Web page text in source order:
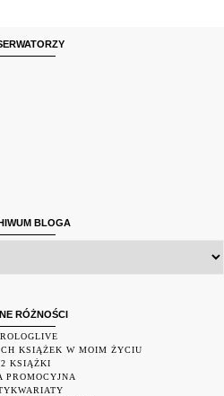
BLOGA
RÓŻNOŚCI
KSIĄŻEK W MOIM ŻYCIU
KSIĄŻKI
PROMOCYJNA